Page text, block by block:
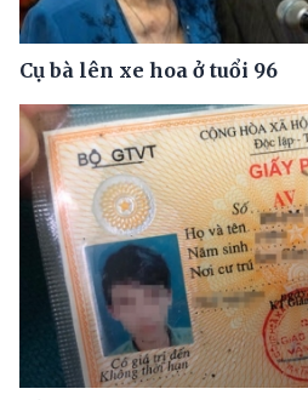
Cụ bà lên xe hoa ở tuổi 96